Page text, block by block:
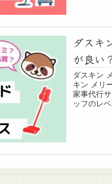
ダスキ
が良い
ダスキン
キン メリ
家事代行
ッフのレ